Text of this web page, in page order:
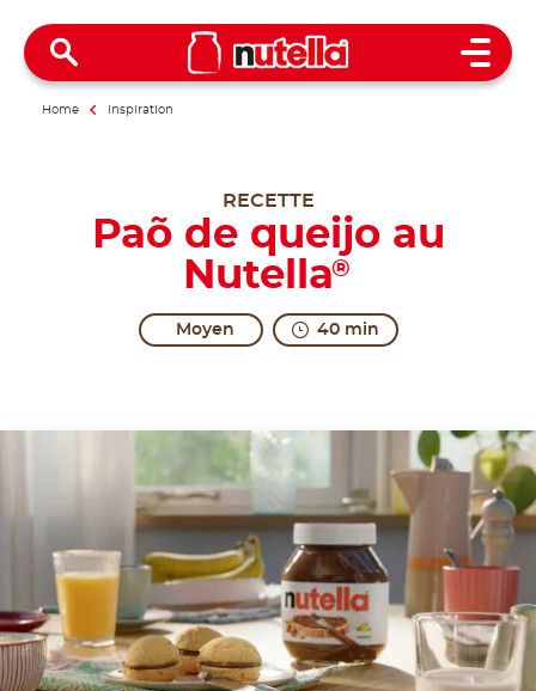
Open
Home Inspiration
RECETTE
Paõ de queijo au
Nutella®
Moyen 40 min